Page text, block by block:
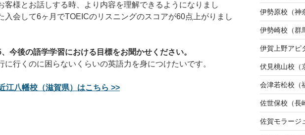
客様とお話しする時、より内容を理解できるようになりまし
入会して6ヶ月でTOEICのリスニングのスコアが60点上がりまし
今後の語学学習における目標をお聞かせください。
に行くのに困らないくらいの英語力を身につけたいです。
江八幡校（滋賀県）はこちら >>
伊勢原校（神
伊勢崎校（群
伊賀上野アピ
伏見桃山校（
会津若松校（
佐世保校（長
佐賀モラージ